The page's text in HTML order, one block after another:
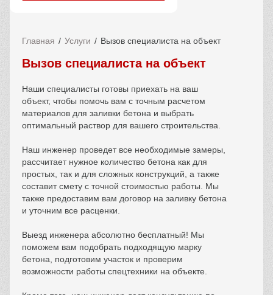
Главная Услуги Вызов специалиста на объект
Вызов специалиста на объект
Наши специалисты готовы приехать на ваш
объект, чтобы помочь вам с точным расчетом
материалов для заливки бетона и выбрать
оптимальный раствор для вашего строительства.
Наш инженер проведет все необходимые замеры,
рассчитает нужное количество бетона как для
простых, так и для сложных конструкций, а также
составит смету с точной стоимостью работы. Мы
также предоставим вам договор на заливку бетона
и уточним все расценки.
Выезд инженера абсолютно бесплатный! Мы
поможем вам подобрать подходящую марку
бетона, подготовим участок и проверим
возможности работы спецтехники на объекте.